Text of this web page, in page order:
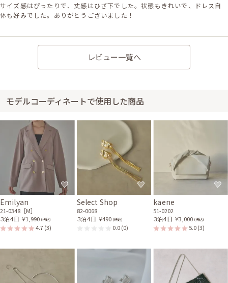
サイズ感はぴったりで、丈感はひざ下でした。状態もきれいで、ドレス自
体も好みでした。ありがとうございました！
レビュー一覧へ
モデルコーディネートで使用した商品
Emilyan
21-0348［M］
３泊４日 ￥1,990 (税込)
4.7(3)
Select Shop
82-0068
３泊４日 ￥490 (税込)
0.0(0)
kaene
51-0202
３泊４日 ￥3,000 (税込)
5.0(3)